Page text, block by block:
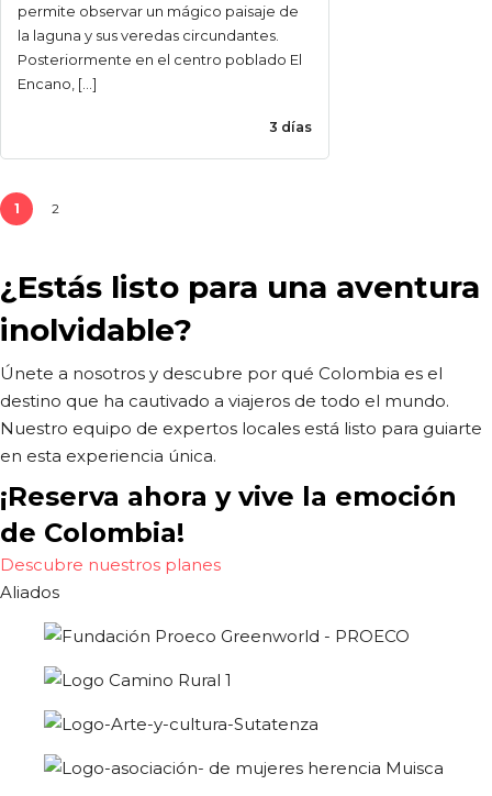
permite observar un mágico paisaje de
la laguna y sus veredas circundantes.
Posteriormente en el centro poblado El
Encano, […]
3 días
1 2
¿Estás listo para una aventura
inolvidable?
Únete a nosotros y descubre por qué Colombia es el
destino que ha cautivado a viajeros de todo el mundo.
Nuestro equipo de expertos locales está listo para guiarte
en esta experiencia única.
¡Reserva ahora y vive la emoción
de Colombia!
Descubre nuestros planes
Aliados